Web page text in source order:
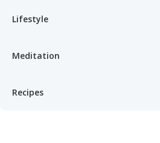
Lifestyle
Meditation
Recipes